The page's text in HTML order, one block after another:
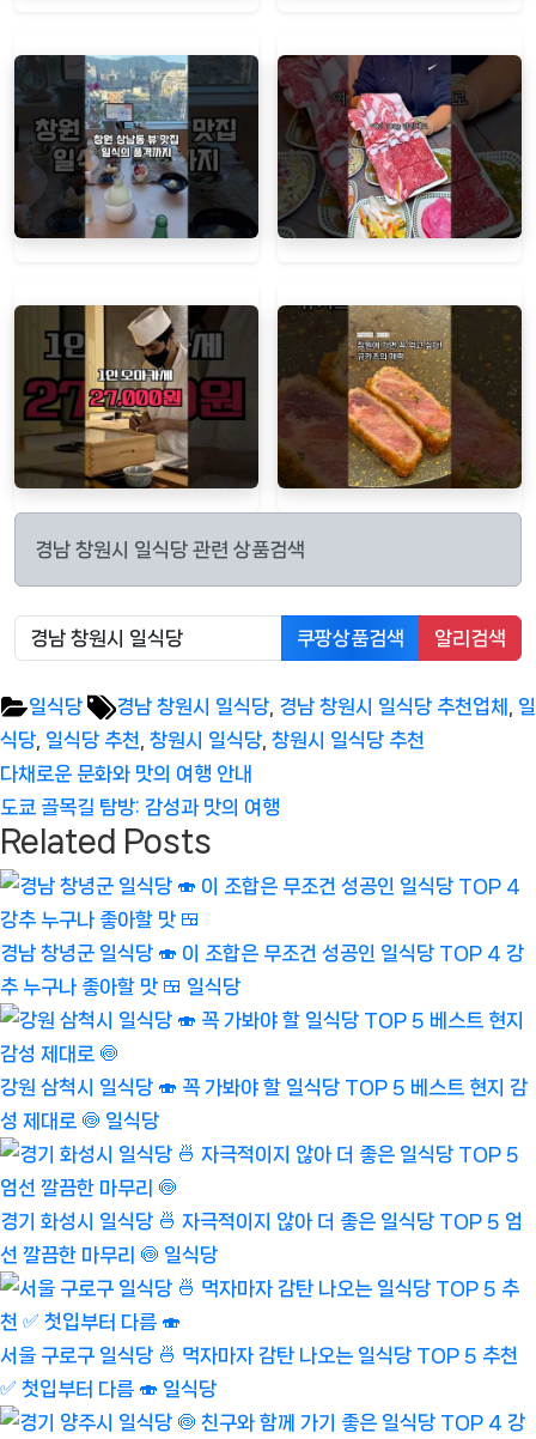
경남 창원시 일식당 관련 상품검색
쿠팡상품검색 알리검색
일식당 Tags:
경남 창원시 일식당 경남 창원시 일식당 추천업체
일
식당 일식당 추천 창원시 일식당 창원시 일식당 추천
글
탐
색
Previous
Post:
다채로운 문화와 맛의 여행 안내
Next
Post:
도쿄 골목길 탐방: 감성과 맛의 여행
Related Posts
경남 창녕군 일식당 🍣 이 조합은 무조건 성공인 일식당 TOP 4 강
추 누구나 좋아할 맛 🍱 일식당
강원 삼척시 일식당 🍣 꼭 가봐야 할 일식당 TOP 5 베스트 현지 감
성 제대로 🍥 일식당
경기 화성시 일식당 🍜 자극적이지 않아 더 좋은 일식당 TOP 5 엄
선 깔끔한 마무리 🍥 일식당
서울 구로구 일식당 🍜 먹자마자 감탄 나오는 일식당 TOP 5 추천
✅ 첫입부터 다름 🍣 일식당